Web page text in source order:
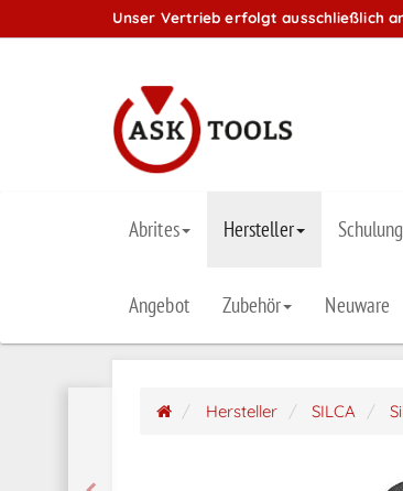
Unser Vertrieb erfolgt ausschließlich
Abrites Hersteller Schulung
Angebot Zubehör Neuware
Hersteller SILCA